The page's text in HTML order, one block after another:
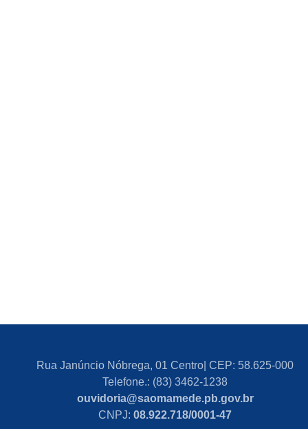
Rua Janúncio Nóbrega, 01 Centro| CEP: 58.625-000
Telefone.: (83) 3462-1238
ouvidoria@saomamede.pb.gov.br
CNPJ: 08.922.718/0001-47